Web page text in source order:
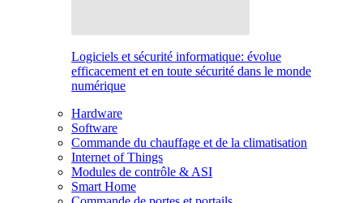
Logiciels et sécurité informatique: évolue
efficacement et en toute sécurité dans le monde
numérique
Hardware
Software
Commande du chauffage et de la climatisation
Internet of Things
Modules de contrôle & ASI
Smart Home